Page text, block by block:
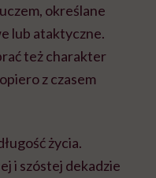
określane
lub ataktyczne.
też charakter
z czasem
życia.
i szóstej dekadzie